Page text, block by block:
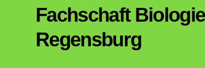
Fachschaft
Regensburg